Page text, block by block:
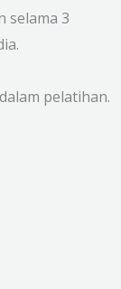
selama 3
pelatihan.